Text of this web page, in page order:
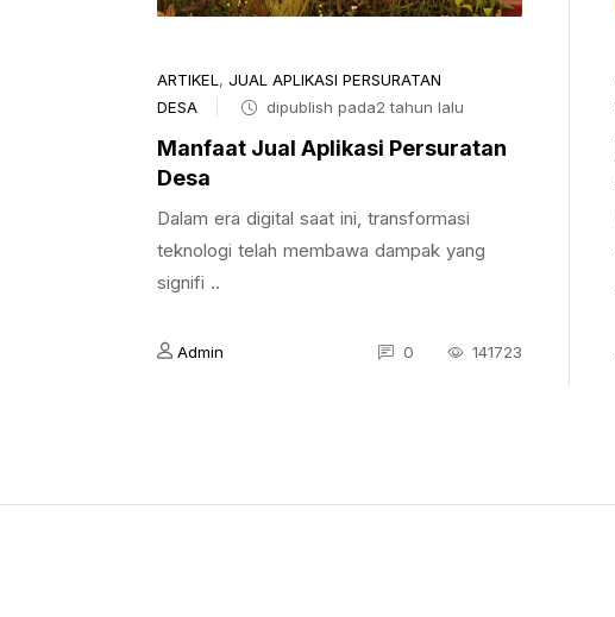
ARTIKEL , JUAL APLIKASI PERSURATAN
DESA
dipublish pada2 tahun lalu
Manfaat Jual Aplikasi Persuratan
Desa
Dalam era digital saat ini, transformasi
teknologi telah membawa dampak yang
signifi ..
Admin 0 141723